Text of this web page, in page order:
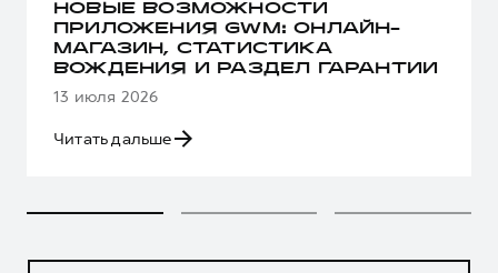
НОВЫЕ ВОЗМОЖНОСТИ
ПРИЛОЖЕНИЯ GWM: ОНЛАЙН-
МАГАЗИН, СТАТИСТИКА
ВОЖДЕНИЯ И РАЗДЕЛ ГАРАНТИИ
13 июля 2026
Читать дальше